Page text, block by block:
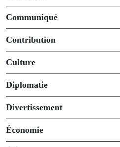
Communiqué
Contribution
Culture
Diplomatie
Divertissement
Économie